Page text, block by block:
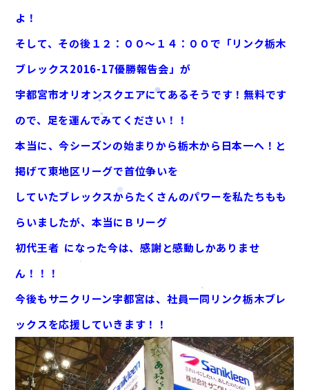
よ！
そして、その後１２：００～１４：００で「リンク栃木
ブレックス2016-17優勝報告会」が
宇都宮市オリオンスクエアにてあるそうです！無料です
ので、足を運んでみてください！！
本当に、今シーズンの始まりから栃木から日本一へ！と
掲げて東地区リーグで首位争いを
していたブレックスからたくさんのパワーを私たちもも
らいましたが、本当にＢリーグ
初代王者 になった今は、感謝と感動しかありませ
ん！！！
今後もサニクリーン宇都宮は、社員一同リンク栃木ブレ
ックスを応援していきます！！